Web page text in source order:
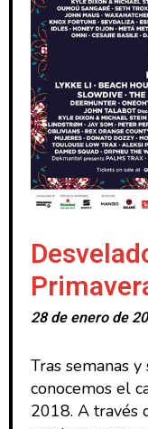
28 de enero de
Tras semanas
conocemos el
2018. A través